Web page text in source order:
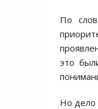
По
это
Но дело